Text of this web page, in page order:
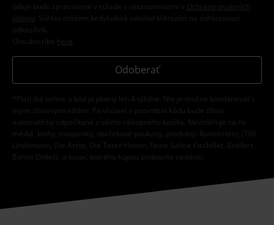
údaje budú spracované v súlade s ustanoveniami v
Ochrana osobných
údajov
. Súhlas môžem kedykoľvek odvolať kliknutím na odhlasovací
odkaz/link.
Unsubscribe here
Odoberať
*Platí iba online a kód je platný len 4 týždne. Nie je možné kombinovať s
inými zľavovými kódmi. Po vložení a potvrdení kódu bude zľava
automaticky odpočítaná z vášho nákupného košíka. Nevzťahuje sa na
médiá, knihy, vstupenky, darčekové poukazy, produkty: Rammstein, (Till)
Lindemann, Die Ärzte, Die Toten Hosen, Feine Sahne Fischfilet, Broilers,
Böhse Onkelz, a tovar, ktorého kúpou podporíte nadáciu.